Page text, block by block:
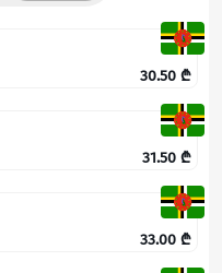
30.50 ₾
31.50 ₾
33.00 ₾